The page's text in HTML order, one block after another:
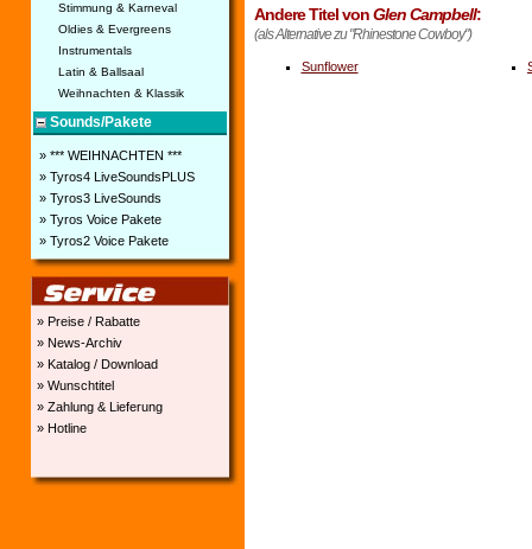
Stimmung & Karneval
Oldies & Evergreens
Instrumentals
Latin & Ballsaal
Weihnachten & Klassik
Sounds/Pakete
» *** WEIHNACHTEN ***
» Tyros4 LiveSoundsPLUS
» Tyros3 LiveSounds
» Tyros Voice Pakete
» Tyros2 Voice Pakete
» Preise / Rabatte
» News-Archiv
» Katalog / Download
» Wunschtitel
» Zahlung & Lieferung
» Hotline
Andere Titel vonGlen Campbell:
(als Alternative zu "Rhinestone Cowboy")
Sunflower